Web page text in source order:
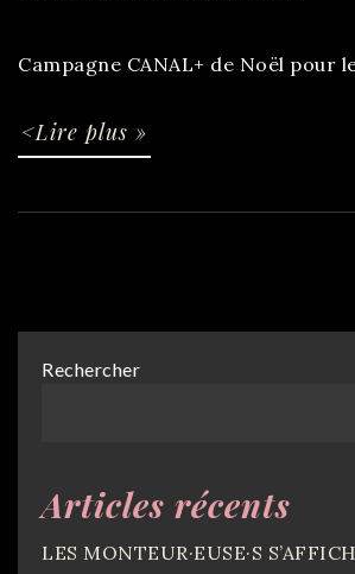
Campagne CANAL+ de Noël pour
<Lire plus »
Rechercher
Articles récents
LES MONTEUR·EUSE·S